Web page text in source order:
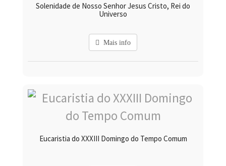
Solenidade de Nosso Senhor Jesus Cristo, Rei do
Universo
Mais info
Eucaristia do XXXIII Domingo do Tempo Comum